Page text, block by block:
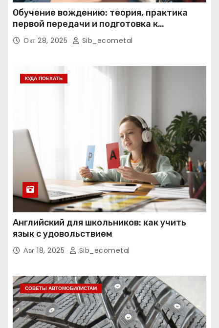
Обучение вождению: теория, практика
первой передачи и подготовка к
экзаменам
Окт 28, 2025 Sib_ecometal
КУДА ПОЕХАТЬ
Английский для школьников: как учить
язык с удовольствием
Авг 18, 2025 Sib_ecometal
СОВЕТЫ АВТОМОБИЛИСТАМ